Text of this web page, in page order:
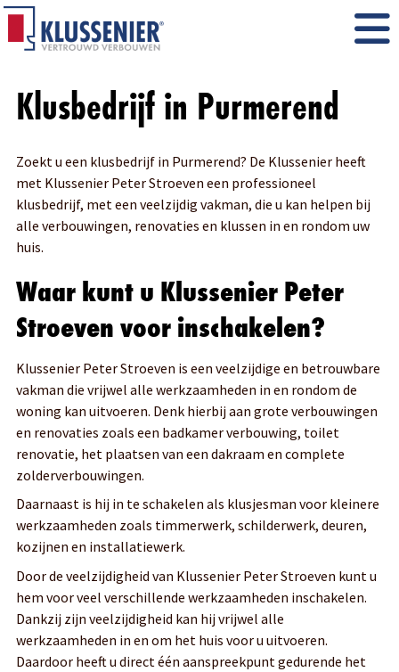
Klusbedrijf in Purmerend
Zoekt u een klusbedrijf in Purmerend? De Klussenier heeft
met Klussenier Peter Stroeven een professioneel
klusbedrijf, met een veelzijdig vakman, die u kan helpen bij
alle verbouwingen, renovaties en klussen in en rondom uw
huis.
Waar kunt u Klussenier Peter
Stroeven voor inschakelen?
Klussenier Peter Stroeven is een veelzijdige en betrouwbare
vakman die vrijwel alle werkzaamheden in en rondom de
woning kan uitvoeren. Denk hierbij aan grote verbouwingen
en renovaties zoals een badkamer verbouwing, toilet
renovatie, het plaatsen van een dakraam en complete
zolderverbouwingen.
Daarnaast is hij in te schakelen als klusjesman voor kleinere
werkzaamheden zoals timmerwerk, schilderwerk, deuren,
kozijnen en installatiewerk.
Door de veelzijdigheid van Klussenier Peter Stroeven kunt u
hem voor veel verschillende werkzaamheden inschakelen.
Dankzij zijn veelzijdigheid kan hij vrijwel alle
werkzaamheden in en om het huis voor u uitvoeren.
Daardoor heeft u direct één aanspreekpunt gedurende het